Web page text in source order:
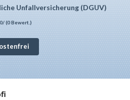
Unfallversicherung (DGUV)
/ (0 Bewert.)